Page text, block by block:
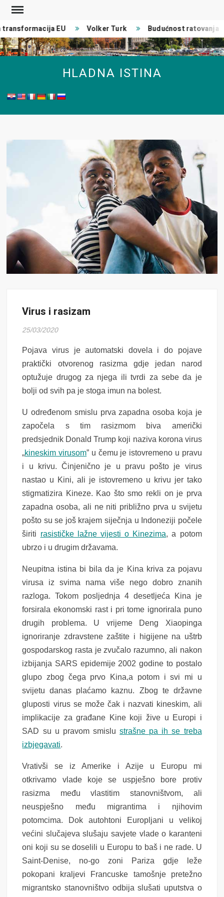
Skip
content
EU Volker Turk Budućnost ratovanja
HLADNA ISTINA
Virus i rasizam
25/03/2020
Pojava virus je automatski dovela i do pojave
praktički otvorenog rasizma gdje jedan narod
optužuje drugog za njega ili tvrdi za sebe da je
bolji od svih pa je stoga imun na bolest.
U određenom smislu prva zapadna osoba koja je
započela s tim rasizmom biva američki
predsjednik Donald Trump koji naziva korona virus
„kineskim virusom” u čemu je istovremeno u pravu
i u krivu. Činjenično je u pravu pošto je virus
nastao u Kini, ali je istovremeno u krivu jer tako
stigmatizira Kineze. Kao što smo rekli on je prva
zapadna osoba, ali ne niti približno prva u svijetu
pošto su se još krajem siječnja u Indoneziji počele
širiti rasističke lažne vijesti o Kinezima, a potom
ubrzo i u drugim državama.
Neupitna istina bi bila da je Kina kriva za pojavu
virusa iz svima nama više nego dobro znanih
razloga. Tokom posljednja 4 desetljeća Kina je
forsirala ekonomski rast i pri tome ignorirala puno
drugih problema. U vrijeme Deng Xiaopinga
ignoriranje zdravstene zaštite i higijene na uštrb
gospodarskog rasta je zvučalo razumno, ali nakon
izbijanja SARS epidemije 2002 godine to postalo
glupo zbog čega prvo Kina,a potom i svi mi u
svijetu danas plaćamo kaznu. Zbog te državne
gluposti virus se može čak i nazvati kineskim, ali
implikacije za građane Kine koji žive u Europi i
SAD su u pravom smislustrašne pa ih se treba
izbjegavati.
Vrativši se iz Amerike i Azije u Europu mi
otkrivamo vlade koje se uspješno bore protiv
rasizma među vlastitim stanovništvom, ali
neuspješno među migrantima i njihovim
potomcima. Dok autohtoni Europljani u velikoj
većini slučajeva slušaju savjete vlade o karanteni
oni koji su se doselili u Europu to baš i ne rade. U
Saint-Denise, no-go zoni Pariza gdje leže
pokopani kraljevi Francuske tamošnje pretežno
migrantsko stanovništvo odbija slušati uputstva o